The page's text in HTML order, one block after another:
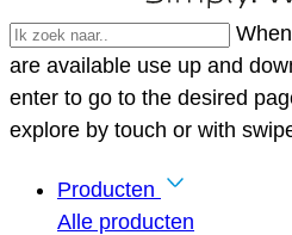
are available use up and
enter to go to the desired
explore by touch or with
Producten
Alle producten